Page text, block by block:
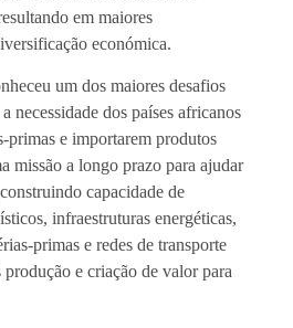
em maiores
económica.
um dos maiores desafios
necessidade dos países africanos
primas e importarem produtos
missão a longo prazo para ajudar
capacidade de
infraestruturas energéticas,
primas e redes de transporte
e criação de valor para